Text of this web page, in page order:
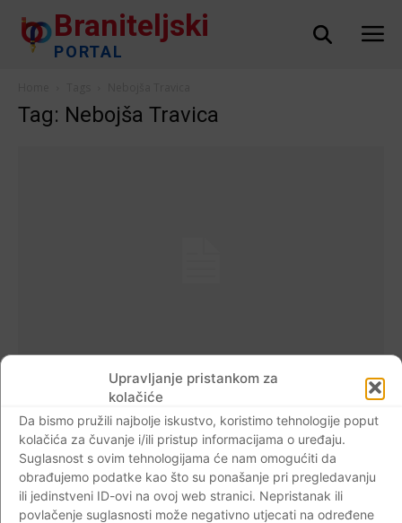
Upravljanje pristankom za
kolačiće
Da bismo pružili najbolje iskustvo, koristimo tehnologije poput
kolačića za čuvanje i/ili pristup informacijama o uređaju.
Suglasnost s ovim tehnologijama će nam omogućiti da
obrađujemo podatke kao što su ponašanje pri pregledavanju
ili jedinstveni ID-ovi na ovoj web stranici. Nepristanak ili
povlačenje suglasnosti može negativno utjecati na određene
Braniteljski
PORTAL
Tag: Nebojša Travica
Udruga branitelja Ervenik: ‘S nevjericom i
zgražanjem primili smo vijest da su srpski
zločinci Nebojša i Željko Travica
oslobođeni krivnje za brutalno ubojstvo
obitelji Čengić’!
Braniteljski portal - 27.11.2018